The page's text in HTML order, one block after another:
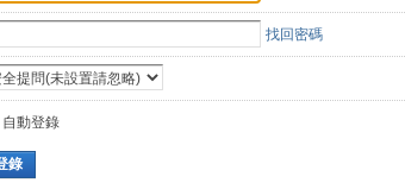
找回密碼
自動登錄
錄